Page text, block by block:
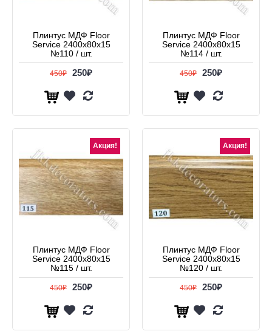
Плинтус МДФ Floor
Service 2400x80x15
№110 / шт.
450₽ 250₽
Плинтус МДФ Floor
Service 2400x80x15
№114 / шт.
450₽ 250₽
Акция!
Плинтус МДФ Floor
Service 2400x80x15
№115 / шт.
450₽ 250₽
Акция!
Плинтус МДФ Floor
Service 2400x80x15
№120 / шт.
450₽ 250₽